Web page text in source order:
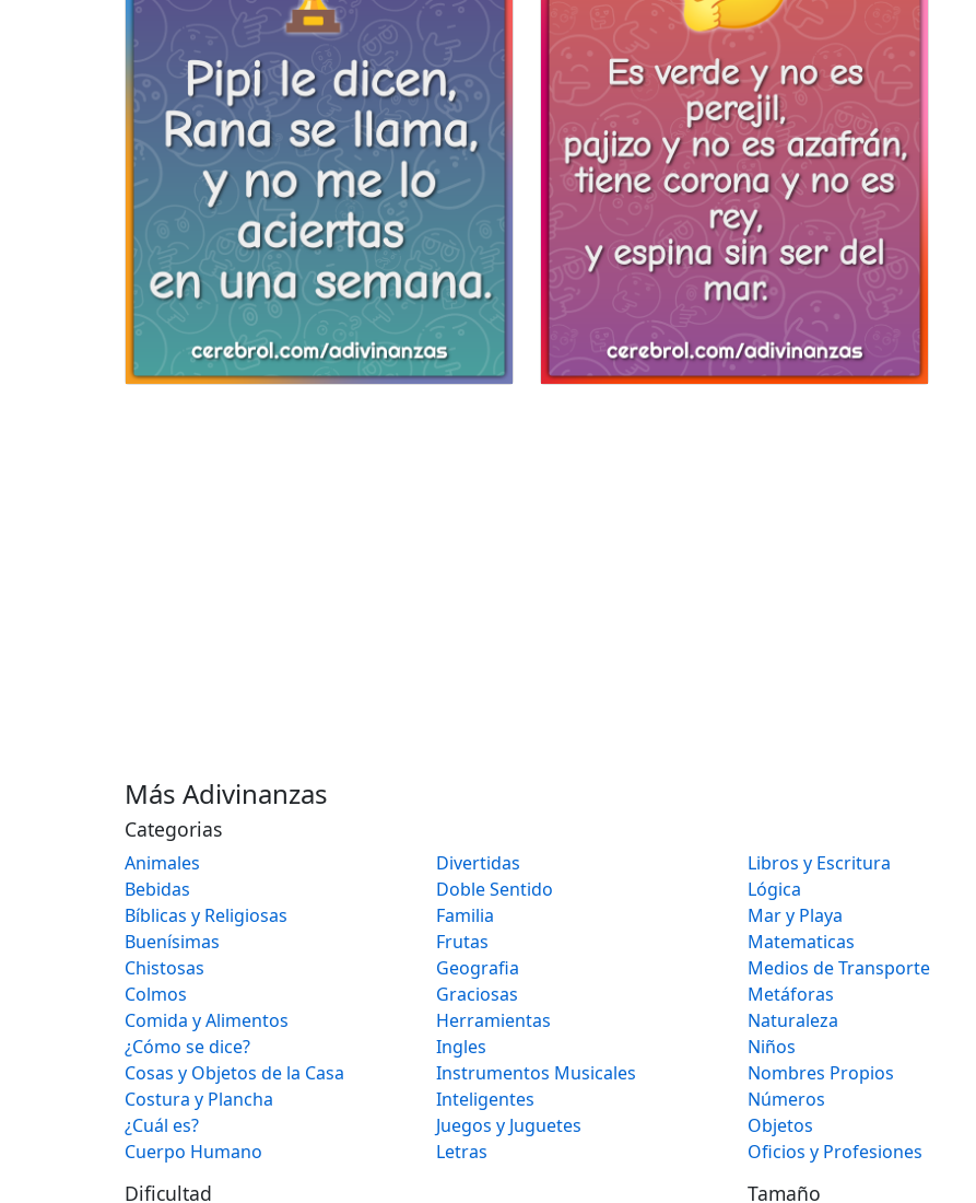
Más Adivinanzas
Categorias
Animales
Bebidas
Bíblicas y Religiosas
Buenísimas
Chistosas
Colmos
Comida y Alimentos
¿Cómo se dice?
Cosas y Objetos de la Casa
Costura y Plancha
¿Cuál es?
Cuerpo Humano
Divertidas
Doble Sentido
Familia
Frutas
Geografia
Graciosas
Herramientas
Ingles
Instrumentos Musicales
Inteligentes
Juegos y Juguetes
Letras
Libros y Escritura
Lógica
Mar y Playa
Matematicas
Medios de Transporte
Metáforas
Naturaleza
Niños
Nombres Propios
Números
Objetos
Oficios y Profesiones
Dificultad Tamaño